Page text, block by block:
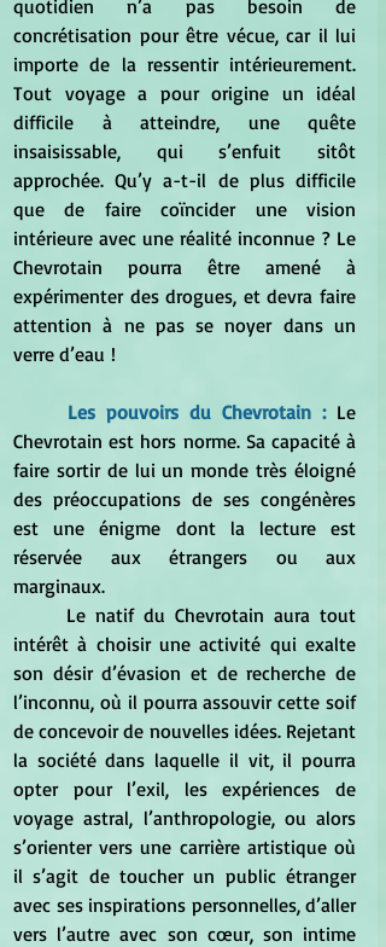
quotidien n’a pas besoin de
concrétisation pour être vécue, car il lui
importe de la ressentir intérieurement.
Tout voyage a pour origine un idéal
difficile à atteindre, une quête
insaisissable, qui s’enfuit sitôt
approchée. Qu’y a-t-il de plus difficile
que de faire coïncider une vision
intérieure avec une réalité inconnue ? Le
Chevrotain pourra être amené à
expérimenter des drogues, et devra faire
attention à ne pas se noyer dans un
verre d’eau !
	Les pouvoirs du Chevrotain :
Le
Chevrotain est hors norme. Sa capacité à
faire sortir de lui un monde très éloigné
des préoccupations de ses congénères
est une énigme dont la lecture est
réservée aux étrangers ou aux
marginaux.
intérêt à choisir une activité qui exalte
son désir d’évasion et de recherche de
l’inconnu, où il pourra assouvir cette soif
de concevoir de nouvelles idées. Rejetant
la société dans laquelle il vit, il pourra
opter pour l’exil, les expériences de
voyage astral, l’anthropologie, ou alors
s’orienter vers une carrière artistique où
il s’agit de toucher un public étranger
avec ses inspirations personnelles, d’aller
vers l’autre avec son cœur, son intime